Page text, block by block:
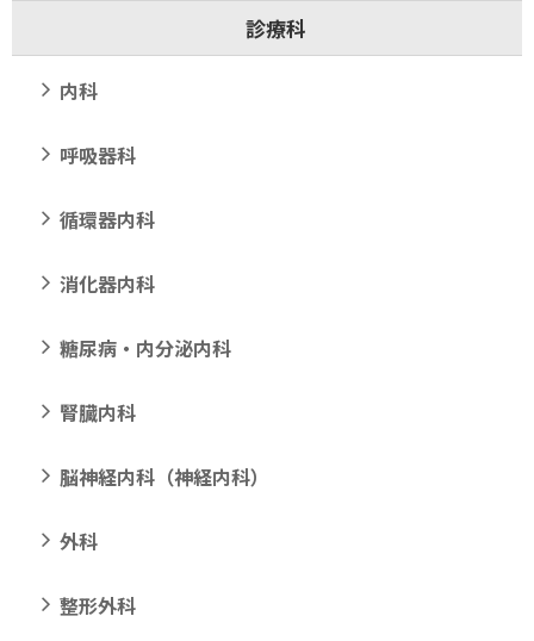
診療科
内科
呼吸器科
循環器内科
消化器内科
糖尿病・内分泌内科
腎臓内科
脳神経内科（神経内科）
外科
整形外科